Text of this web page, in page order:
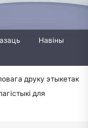
Навіны
друку этыкетак
для